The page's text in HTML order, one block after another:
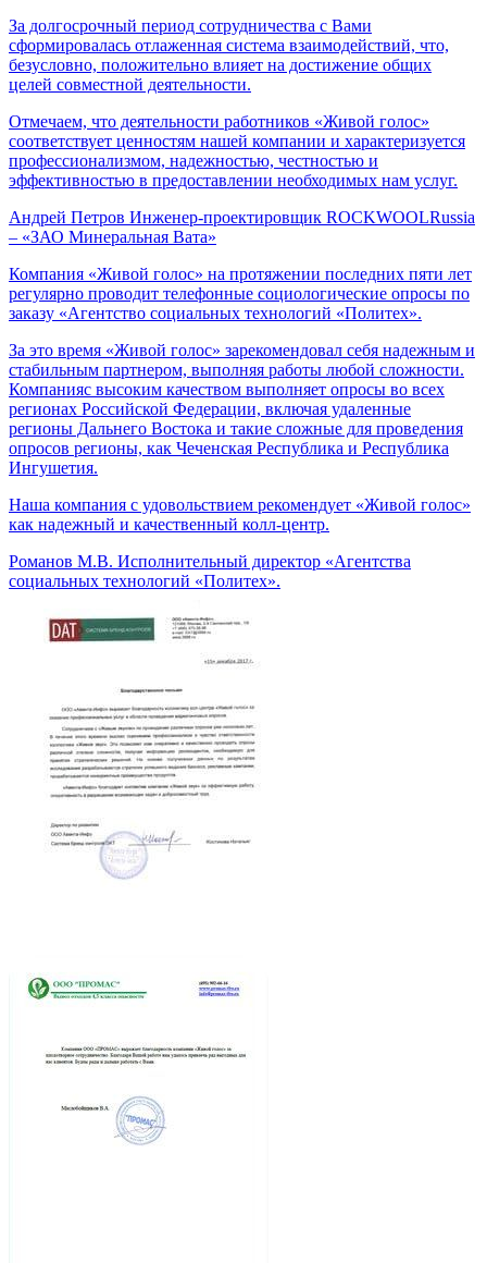
За долгосрочный период сотрудничества с Вами
сформировалась отлаженная система взаимодействий, что,
безусловно, положительно влияет на достижение общих
целей совместной деятельности.
Отмечаем, что деятельности работников «Живой голос»
соответствует ценностям нашей компании и характеризуется
профессионализмом, надежностью, честностью и
эффективностью в предоставлении необходимых нам услуг.
Андрей Петров Инженер-проектировщик ROCKWOOLRussia
– «ЗАО Минеральная Вата»
Компания «Живой голос» на протяжении последних пяти лет
регулярно проводит телефонные социологические опросы по
заказу «Агентство социальных технологий «Политех».
За это время «Живой голос» зарекомендовал себя надежным и
стабильным партнером, выполняя работы любой сложности.
Компанияс высоким качеством выполняет опросы во всех
регионах Российской Федерации, включая удаленные
регионы Дальнего Востока и такие сложные для проведения
опросов регионы, как Чеченская Республика и Республика
Ингушетия.
Наша компания с удовольствием рекомендует «Живой голос»
как надежный и качественный колл-центр.
Романов М.В. Исполнительный директор «Агентства
социальных технологий «Политех».